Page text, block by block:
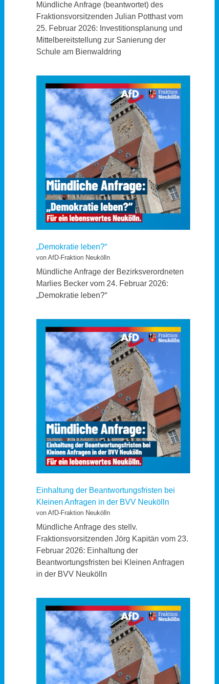
Mündliche Anfrage (beantwortet) des
Fraktionsvorsitzenden Julian Potthast vom
25. Februar 2026: Investitionsplanung und
Mittelbereitstellung zur Sanierung der
Schule am Bienwaldring
„Demokratie leben?“
von AfD-Fraktion Neukölln
Mündliche Anfrage der Bezirksverordneten
Marlies Becker vom 24. Februar 2026:
„Demokratie leben?“
Einhaltung der Beantwortungsfristen bei
Kleinen Anfragen in der BVV Neukölln
von AfD-Fraktion Neukölln
Mündliche Anfrage des stellv.
Fraktionsvorsitzenden Jörg Kapitän vom 23.
Februar 2026: Einhaltung der
Beantwortungsfristen bei Kleinen Anfragen
in der BVV Neukölln